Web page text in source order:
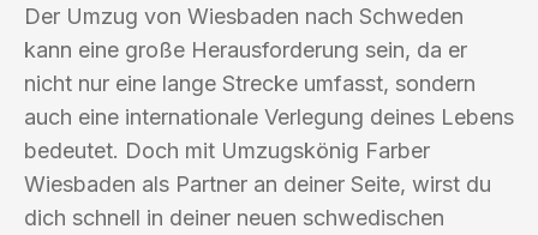
Der Umzug von Wiesbaden nach Schweden
kann eine große Herausforderung sein, da er
nicht nur eine lange Strecke umfasst, sondern
auch eine internationale Verlegung deines Lebens
bedeutet. Doch mit Umzugskönig Farber
Wiesbaden als Partner an deiner Seite, wirst du
dich schnell in deiner neuen schwedischen